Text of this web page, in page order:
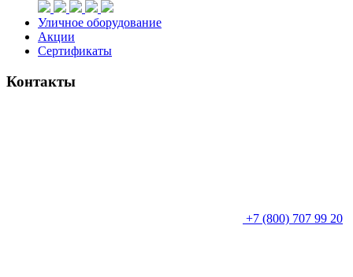
Уличное оборудование
Акции
Сертификаты
Контакты
+7 (800) 707 99 20